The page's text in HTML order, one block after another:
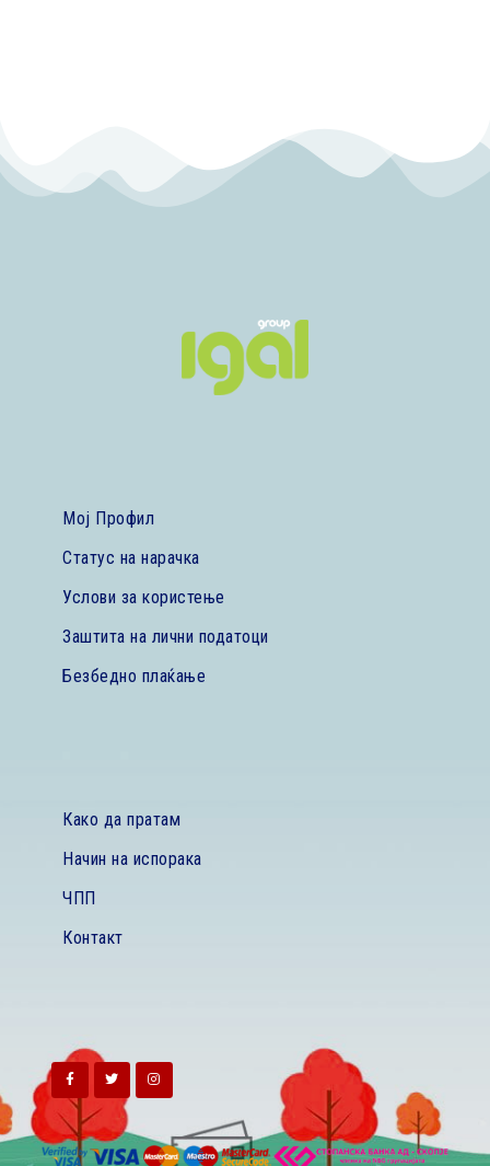
Мој Профил
Статус на нарачка
Услови за користење
Заштита на лични податоци
Безбедно плаќање
Како да пратам
Начин на испорака
ЧПП
Контакт